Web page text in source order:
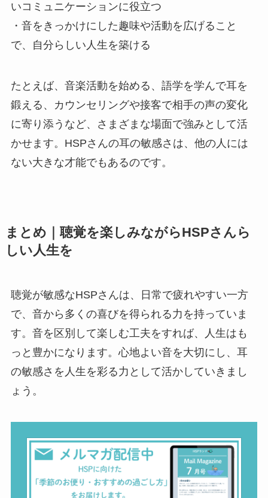
いコミュニケーションに役立つ
・音をきっかけにした趣味や活動を広げること
で、自分らしい人生を築ける
たとえば、音楽活動を始める、語学を学んで耳を
鍛える、カウンセリングや接客で相手の声の変化
に寄り添うなど、さまざまな場面で強みとして活
かせます。HSPさんの耳の敏感さは、他の人には
ない大きな才能でもあるのです。
まとめ｜聴覚を楽しみながらHSPさんら
しい人生を
聴覚が敏感なHSPさんは、日常で疲れやすい一方
で、音から多くの喜びを得られる力を持っていま
す。音を区別して楽しむ工夫をすれば、人生はも
っと豊かになります。心地よい音を大切にし、耳
の敏感さを人生を彩る力として活かしていきまし
ょう。